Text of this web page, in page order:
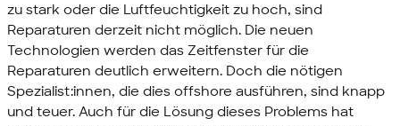
zu stark oder die Luftfeuchtigkeit zu hoch, sind
Reparaturen derzeit nicht möglich. Die neuen
Technologien werden das Zeitfenster für die
Reparaturen deutlich erweitern. Doch die nötigen
Spezialist:innen, die dies offshore ausführen, sind knapp
und teuer. Auch für die Lösung dieses Problems hat